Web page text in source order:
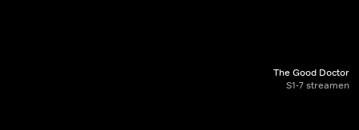
The Good Doctor
S1-7 streamen